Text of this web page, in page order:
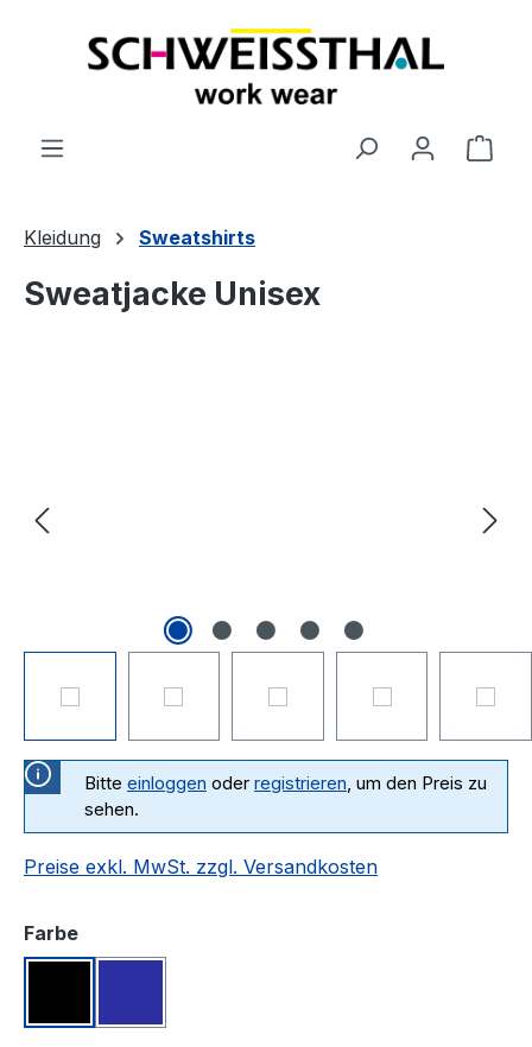
Kleidung Sweatshirts
Sweatjacke Unisex
Bitte einloggen oder registrieren, um den Preis zu
sehen.
Preise exkl. MwSt. zzgl. Versandkosten
Farbeauswählen